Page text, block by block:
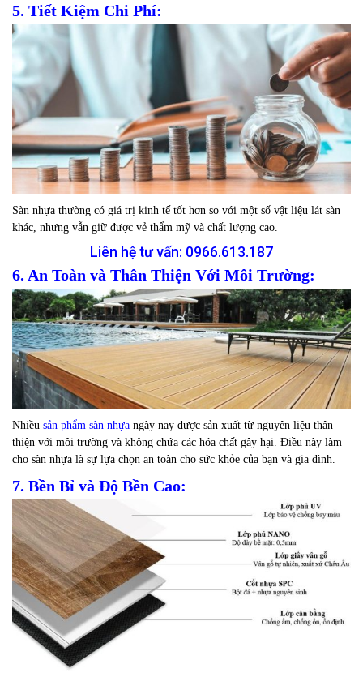
5. Tiết Kiệm Chi Phí:
Sàn nhựa thường có giá trị kinh tế tốt hơn so với một số vật liệu lát sàn
khác, nhưng vẫn giữ được vẻ thẩm mỹ và chất lượng cao.
Liên hệ tư vấn: 0966.613.187
6. An Toàn và Thân Thiện Với Môi Trường:
Nhiều sản phẩm sàn nhựa ngày nay được sản xuất từ nguyên liệu thân
thiện với môi trường và không chứa các hóa chất gây hại. Điều này làm
cho sàn nhựa là sự lựa chọn an toàn cho sức khỏe của bạn và gia đình.
7. Bền Bỉ và Độ Bền Cao: